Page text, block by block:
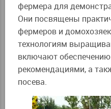
фермера для
Они посвящены
фермеров и
технологиям
включают
рекомендациями, а
посева.